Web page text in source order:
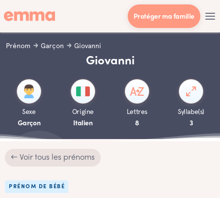
Protéger ma famille
Prénom Garçon Giovanni
Giovanni
Sexe
Garçon
Origine
Italien
Lettres
8
Syllabe(s)
3
← Voir tous les prénoms
PRÉNOM DE BÉBÉ